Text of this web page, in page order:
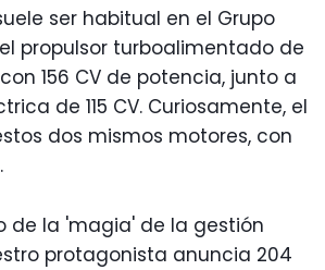
ser habitual en el Grupo
propulsor turboalimentado de
con 156 CV de potencia, junto a
de 115 CV. Curiosamente, el
dos mismos motores, con
de la 'magia' de la gestión
protagonista anuncia 204